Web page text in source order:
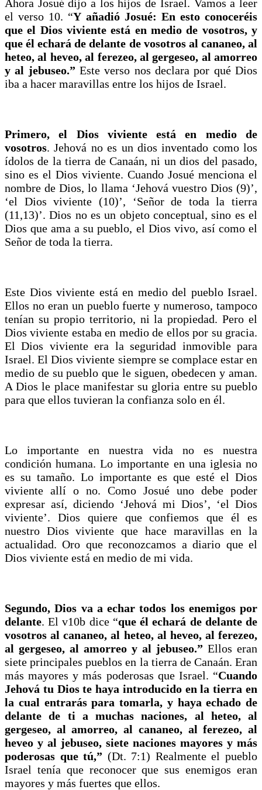
Ahora Josué dijo a los hijos de Israel. Vamos a leer
el verso 10. “Y añadió Josué: En esto conoceréis
que el Dios viviente está en medio de vosotros, y
que él echará de delante de vosotros al cananeo, al
heteo, al heveo, al ferezeo, al gergeseo, al amorreo
y al jebuseo.” Este verso nos declara por qué Dios
iba a hacer maravillas entre los hijos de Israel.
Primero, el Dios viviente está en medio de
vosotros. Jehová no es un dios inventado como los
ídolos de la tierra de Canaán, ni un dios del pasado,
sino es el Dios viviente. Cuando Josué menciona el
nombre de Dios, lo llama ‘Jehová vuestro Dios (9)’,
‘el Dios viviente (10)’, ‘Señor de toda la tierra
(11,13)’. Dios no es un objeto conceptual, sino es el
Dios que ama a su pueblo, el Dios vivo, así como el
Señor de toda la tierra.
Este Dios viviente está en medio del pueblo Israel.
Ellos no eran un pueblo fuerte y numeroso, tampoco
tenían su propio territorio, ni la propiedad. Pero el
Dios viviente estaba en medio de ellos por su gracia.
El Dios viviente era la seguridad inmovible para
Israel. El Dios viviente siempre se complace estar en
medio de su pueblo que le siguen, obedecen y aman.
A Dios le place manifestar su gloria entre su pueblo
para que ellos tuvieran la confianza solo en él.
Lo importante en nuestra vida no es nuestra
condición humana. Lo importante en una iglesia no
es su tamaño. Lo importante es que esté el Dios
viviente allí o no. Como Josué uno debe poder
expresar así, diciendo ‘Jehová mi Dios’, ‘el Dios
viviente’. Dios quiere que confiemos que él es
nuestro Dios viviente que hace maravillas en la
actualidad. Oro que reconozcamos a diario que el
Dios viviente está en medio de mi vida.
Segundo, Dios va a echar todos los enemigos por
delante. El v10b dice “que él echará de delante de
vosotros al cananeo, al heteo, al heveo, al ferezeo,
al gergeseo, al amorreo y al jebuseo.” Ellos eran
siete principales pueblos en la tierra de Canaán. Eran
más mayores y más poderosas que Israel. “Cuando
Jehová tu Dios te haya introducido en la tierra en
la cual entrarás para tomarla, y haya echado de
delante de ti a muchas naciones, al heteo, al
gergeseo, al amorreo, al cananeo, al ferezeo, al
heveo y al jebuseo, siete naciones mayores y más
poderosas que tú,” (Dt. 7:1) Realmente el pueblo
Israel tenía que reconocer que sus enemigos eran
mayores y más fuertes que ellos.